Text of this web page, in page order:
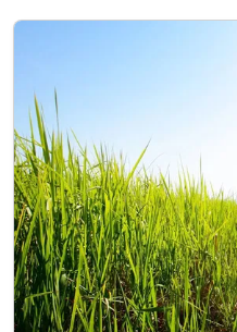
1 x Willkommensgetränk
inkl. Kaffee- und
inkl. 10% Greenfee
inkl. Parkplatz
inkl. Mineralwasser im Zimmer
inkl. Highspeed WLAN
Welcome Drink